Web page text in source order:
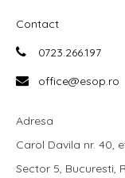
Contact
0723.266.197
office@esop.ro
Adresa
Carol Davila nr. 40,
Sector 5, Bucuresti,